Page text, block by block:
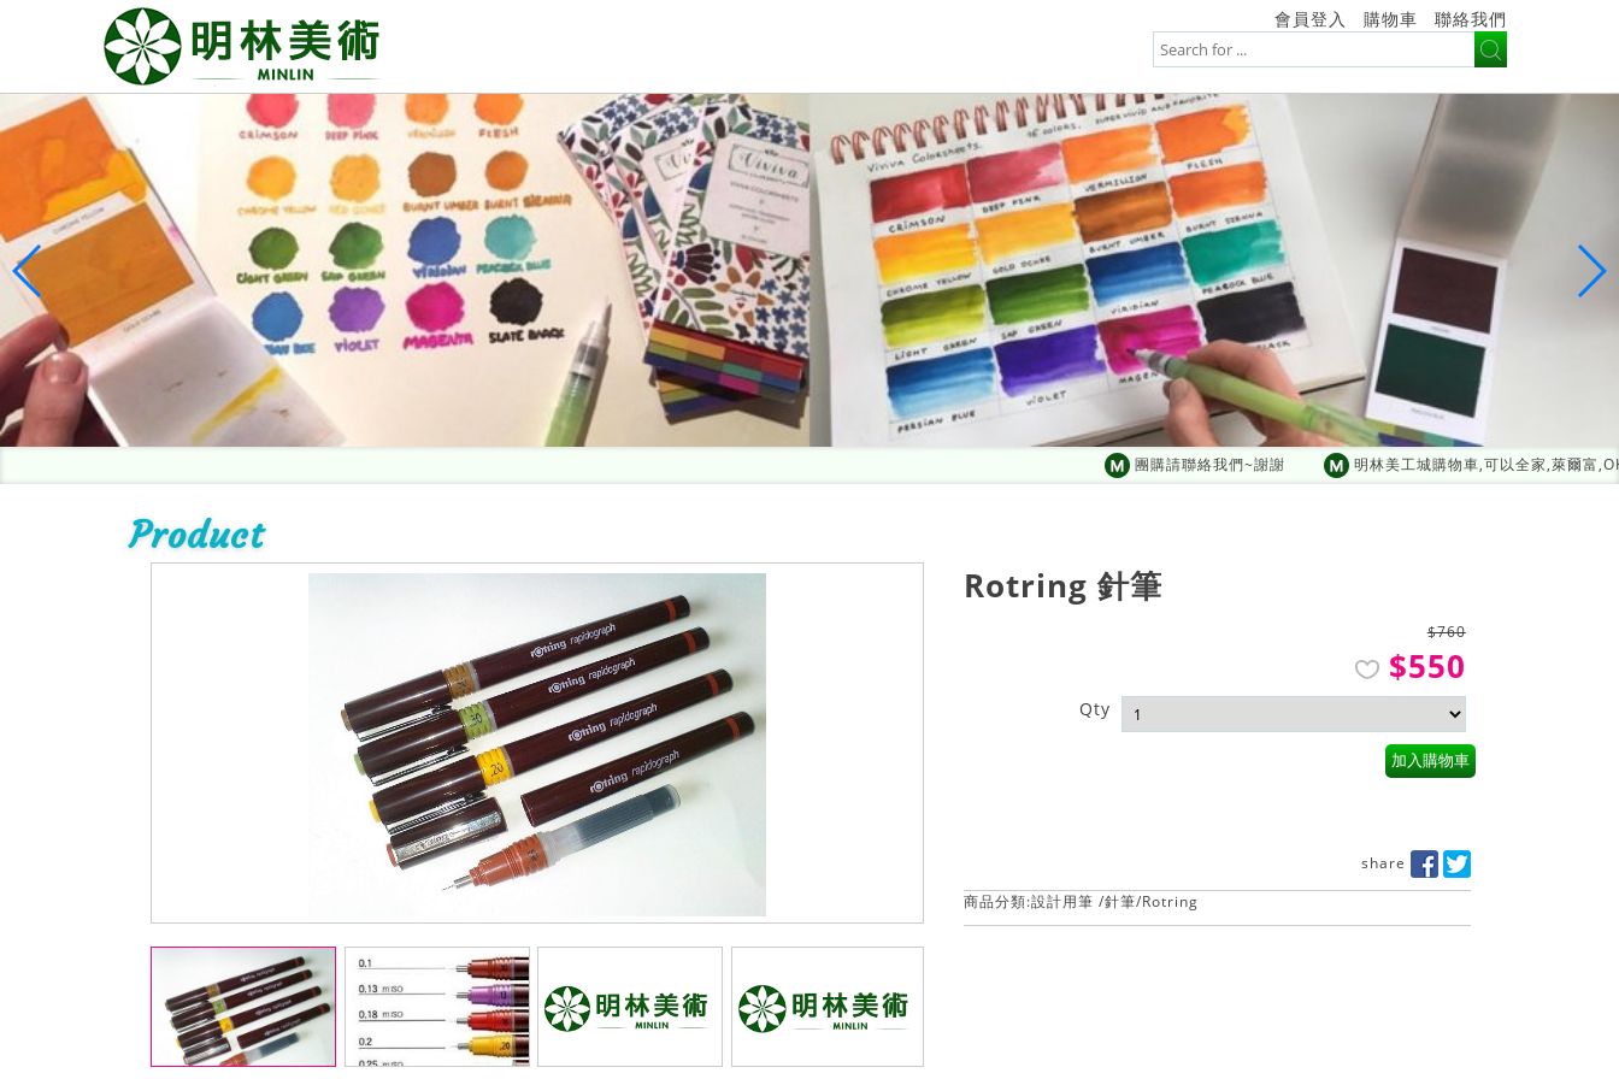
會員登入 購物車 聯絡我們
團購請聯絡我們~謝謝 明林美工城購物車,可以全家,萊爾富,OK
Product
Rotring 針筆
$760
$550
Qty
加入購物車
share
商品分類:設計用筆 /針筆/Rotring